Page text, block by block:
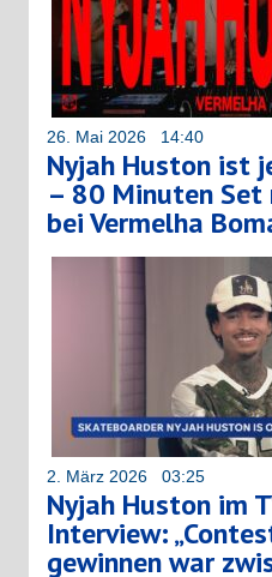
26. Mai 2026 14:40
Nyjah Huston ist
– 80 Minuten Set
bei Vermelha
2. März 2026 03:25
Nyjah Huston im
Interview:
gewinnen war